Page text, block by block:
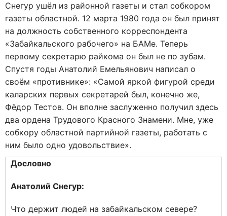
Снегур ушёл из районной газеты и стал собкором
газеты областной. 12 марта 1980 года он был принят
на должность собственного корреспондента
«Забайкальского рабочего» на БАМе. Теперь
первому секретарю райкома он был не по зубам.
Спустя годы Анатолий Емельянович написал о
своём «противнике»: «Самой яркой фигурой среди
каларских первых секретарей был, конечно же,
Фёдор Тестов. Он вполне заслуженно получил здесь
два ордена Трудового Красного Знамени. Мне, уже
собкору областной партийной газеты, работать с
ним было одно удовольствие».
Дословно
Анатолий Снегур:
Что держит людей на забайкальском севере?